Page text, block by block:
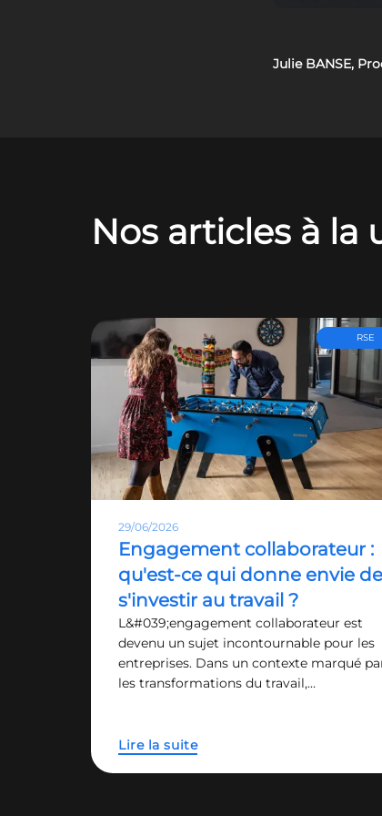
Julie BANSE,
Nos articles à la
RSE
29/06/2026
Engagement collaborateur :
qu'est-ce qui donne envie de
s'investir au travail ?
L&#039;engagement collaborateur est
devenu un sujet incontournable pour les
entreprises. Dans un contexte marqué
les transformations du travail,…
Lire la suite